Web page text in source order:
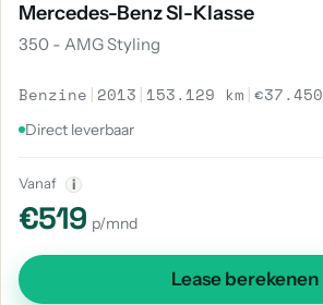
Mercedes-Benz Sl-Klasse
350 - AMG Styling
Benzine | 2013 | 153.129 km |€37.450
Direct leverbaar
Vanaf i
€519 p/mnd
Lease berekenen